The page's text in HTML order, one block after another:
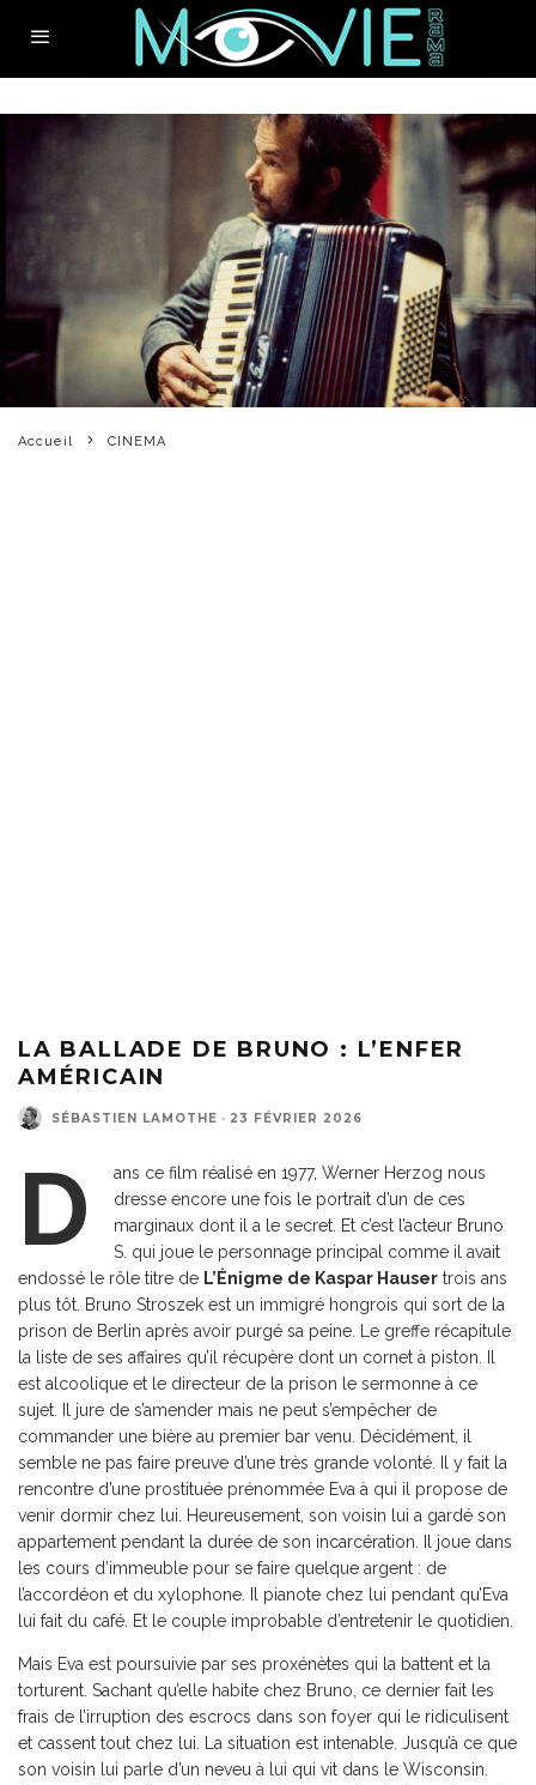
Accueil CINEMA
LA BALLADE DE BRUNO : L’ENFER
AMÉRICAIN
SÉBASTIEN LAMOTHE · 23 FÉVRIER 2026
D
ans ce film réalisé en 1977, Werner Herzog nous
dresse encore une fois le portrait d’un de ces
marginaux dont il a le secret. Et c’est l’acteur Bruno
S. qui joue le personnage principal comme il avait
endossé le rôle titre de L’Énigme de Kaspar Hauser trois ans
plus tôt. Bruno Stroszek est un immigré hongrois qui sort de la
prison de Berlin après avoir purgé sa peine. Le greffe récapitule
la liste de ses affaires qu’il récupère dont un cornet à piston. Il
est alcoolique et le directeur de la prison le sermonne à ce
sujet. Il jure de s’amender mais ne peut s’empêcher de
commander une bière au premier bar venu. Décidément, il
semble ne pas faire preuve d’une très grande volonté. Il y fait la
rencontre d’une prostituée prénommée Eva à qui il propose de
venir dormir chez lui. Heureusement, son voisin lui a gardé son
appartement pendant la durée de son incarcération. Il joue dans
les cours d’immeuble pour se faire quelque argent : de
l’accordéon et du xylophone. Il pianote chez lui pendant qu’Eva
lui fait du café. Et le couple improbable d’entretenir le quotidien.
Mais Eva est poursuivie par ses proxénètes qui la battent et la
torturent. Sachant qu’elle habite chez Bruno, ce dernier fait les
frais de l’irruption des escrocs dans son foyer qui le ridiculisent
et cassent tout chez lui. La situation est intenable. Jusqu’à ce que
son voisin lui parle d’un neveu à lui qui vit dans le Wisconsin.